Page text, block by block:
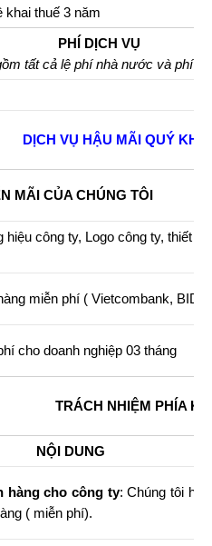
thuế 3 năm
PHÍ DỊCH VỤ
tất cả lệ phí nhà nước và phí
DỊCH VỤ HẬU MÃI QUÝ
MÃI CỦA CHÚNG TÔI
công ty, Logo công ty, thiết kế
miễn phí ( Vietcombank, BIDV
cho doanh nghiệp 03 tháng
TRÁCH NHIỆM PHÍA
NỘI DUNG
hàng cho công ty: Chúng tôi hỗ
( miễn phí).